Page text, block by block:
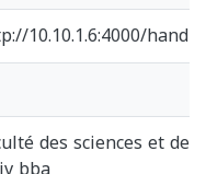
10.10.1.6:4000/
des sciences et de